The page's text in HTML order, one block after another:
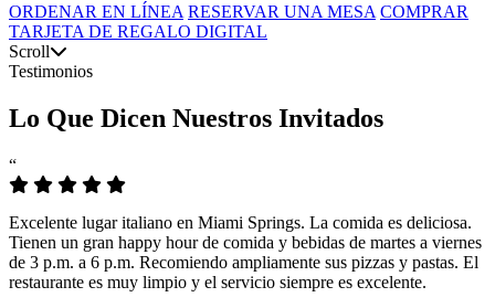
ORDENAR EN LÍNEA RESERVAR UNA MESA COMPRAR
TARJETA DE REGALO DIGITAL
Scroll
Testimonios
Lo Que Dicen Nuestros Invitados
“
Excelente lugar italiano en Miami Springs. La comida es deliciosa.
Tienen un gran happy hour de comida y bebidas de martes a viernes
de 3 p.m. a 6 p.m. Recomiendo ampliamente sus pizzas y pastas. El
restaurante es muy limpio y el servicio siempre es excelente.